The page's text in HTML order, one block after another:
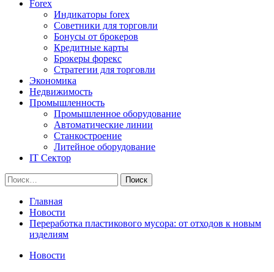
Forex
Индикаторы forex
Советники для торговли
Бонусы от брокеров
Кредитные карты
Брокеры форекс
Стратегии для торговли
Экономика
Недвижимость
Промышленность
Промышленное оборудование
Автоматические линии
Станкостроение
Литейное оборудование
IT Сектор
Найти:
Главная
Новости
Переработка пластикового мусора: от отходов к новым
изделиям
Новости